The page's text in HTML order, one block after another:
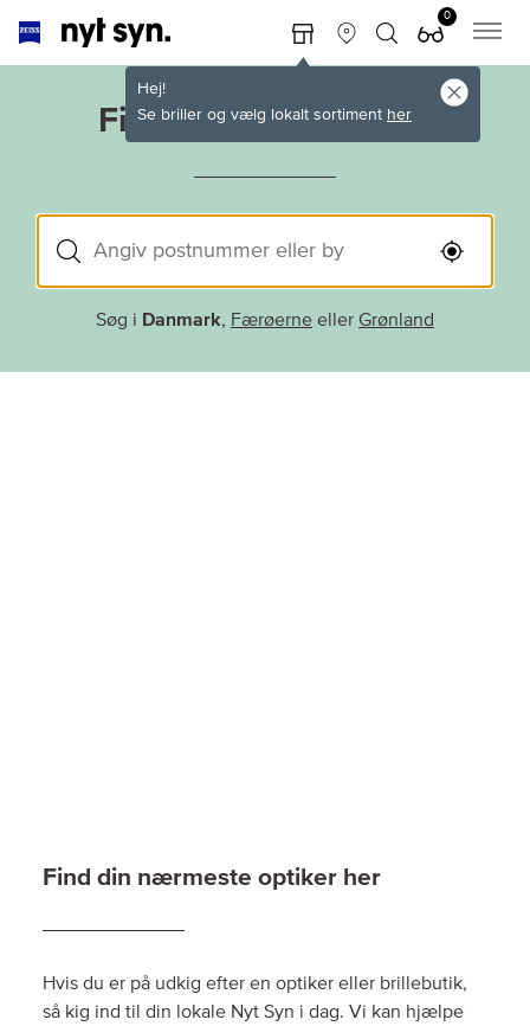
Hej!
Se briller og vælg lokalt sortiment her
0
Find nærmeste butik
Søg i Danmark, Færøerne eller Grønland
Find din nærmeste optiker her
Hvis du er på udkig efter en optiker eller brillebutik,
så kig ind til din lokale Nyt Syn i dag. Vi kan hjælpe